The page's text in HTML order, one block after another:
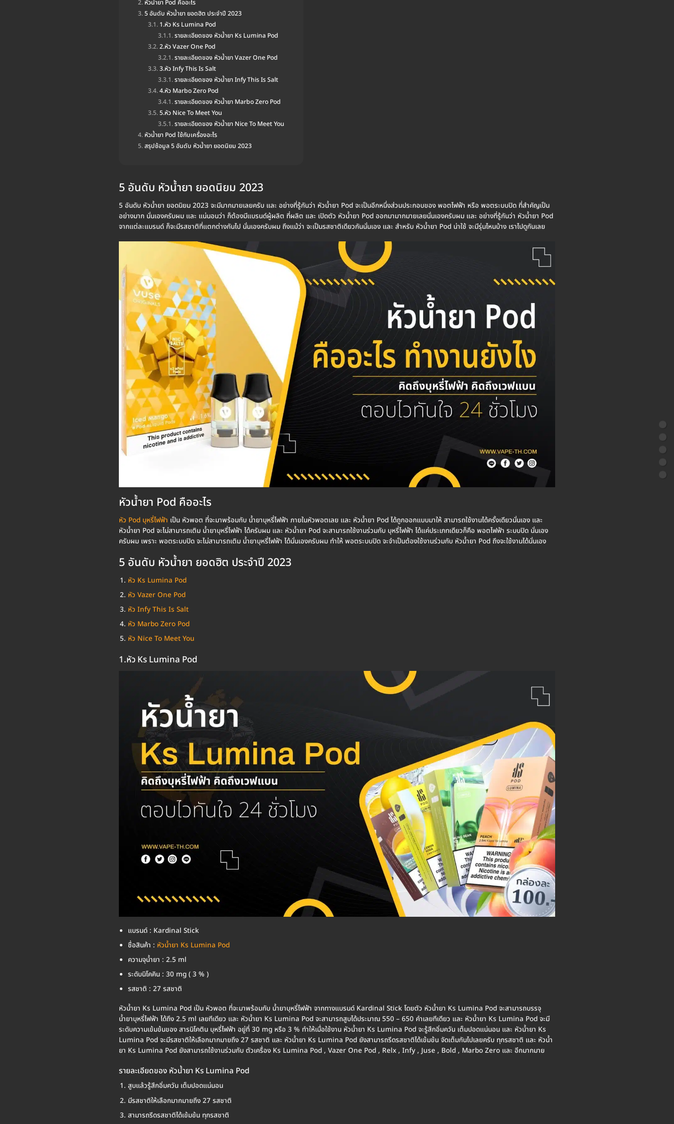
หัวน้ำยา Pod คืออะไร
5 อันดับ หัวน้ำยา ยอดฮิต ประจำปี 2023
1.หัว Ks Lumina Pod
รายละเอียดของ หัวน้ำยา Ks Lumina Pod
2.หัว Vazer One Pod
รายละเอียดของ หัวน้ำยา Vazer One Pod
3.หัว Infy This Is Salt
รายละเอียดของ หัวน้ำยา Infy This Is Salt
4.หัว Marbo Zero Pod
รายละเอียดของ หัวน้ำยา Marbo Zero Pod
5.หัว Nice To Meet You
รายละเอียดของ หัวน้ำยา Nice To Meet You
หัวน้ำยา Pod ใช้กับเครื่องอะไร
สรุปช้อมูล 5 อันดับ หัวน้ำยา ยอดนิยม 2023
5 อันดับ หัวน้ำยา ยอดนิยม 2023
5 อันดับ หัวน้ำยา ยอดนิยม 2023 จะมีมากมายเลยครับ และ อย่างที่รู้กันว่า หัวน้ำยา Pod จะเป็นอีกหนึ่งส่วนประกอบของ พอตไฟฟ้า หรือ พอตระบบปิด ที่สำคัญเป็น
อย่างมาก นั่นเองครับผม และ แน่นอนว่า ก็ต้องมีแบรนด์ผู้ผลิต ที่ผลิต และ เปิดตัว หัวน้ำยา Pod ออกมามากมายเลยนั่นเองครับผม และ อย่างที่รู้กันว่า หัวน้ำยา Pod
จากแต่ละแบรนด์ ก็จะมีรสชาติที่แตกต่างกันไป นั่นเองครับผม ถึงแม้ว่า จะเป็นรสชาติเดียวกันนั่นเอง และ สำหรับ หัวน้ำยา Pod น่าใช้ จะมีรุ่นไหนบ้าง เราไปดูกันเลย
หัวน้ำยา Pod คืออะไร
หัว Pod บุหรี่ไฟฟ้า เป็น หัวพอต ที่จะมาพร้อมกับ น้ำยาบุหรี่ไฟฟ้า ภายในหัวพอตเลย และ หัวน้ำยา Pod ได้ถูกออกแบบมาให้ สามารถใช้งานได้ครั้งเดียวนั่นเอง และ
หัวน้ำยา Pod จะไม่สามารถเติม น้ำยาบุหรี่ไฟฟ้า ได้ครับผม และ หัวน้ำยา Pod จะสามารถใช้งานร่วมกับ บุหรี่ไฟฟ้า ได้แค่ประเภทเดียวก็คือ พอตไฟฟ้า ระบบปิด นั่นเอง
ครับผม เพราะ พอตระบบปิด จะไม่สามารถเติม น้ำยาบุหรี่ไฟฟ้า ได้นั่นเองครับผม ทำให้ พอตระบบปิด จะจำเป็นต้องใช้งานร่วมกับ หัวน้ำยา Pod ถึงจะใช้งานได้นั่นเอง
5 อันดับ หัวน้ำยา ยอดฮิต ประจำปี 2023
หัว Ks Lumina Pod
หัว Vazer One Pod
หัว Infy This Is Salt
หัว Marbo Zero Pod
หัว Nice To Meet You
1.หัว Ks Lumina Pod
แบรนด์ : Kardinal Stick
ชื่อสินค้า : หัวน้ำยา Ks Lumina Pod
ความจุน้ำยา : 2.5 ml
ระดับนิโคคิน : 30 mg ( 3 % )
รสชาติ : 27 รสชาติ
หัวน้ำยา Ks Lumina Pod เป็น หัวพอต ที่จะมาพร้อมกับ น้ำยาบุหรี่ไฟฟ้า จากทางแบรนด์ Kardinal Stick โดยตัว หัวน้ำยา Ks Lumina Pod จะสามารถบรรจุ
น้ำยาบุหรี่ไฟฟ้า ได้ถึง 2.5 ml เลยทีเดียว และ หัวน้ำยา Ks Lumina Pod จะสามารถสูบได้ประมาณ 550 – 650 คำเลยทีเดียว และ หัวน้ำยา Ks Lumina Pod จะมี
ระดับความเข้มข้นของ สารนิโคติน บุหรี่ไฟฟ้า อยู่ที่ 30 mg หรือ 3 % ทำให้เมื่อใช้งาน หัวน้ำยา Ks Lumina Pod จะรู้สึกอิ่มควัน เต็มปอดแน่นอน และ หัวน้ำยา Ks
Lumina Pod จะมีรสชาติให้เลือกมากมายถึง 27 รสชาติ และ หัวน้ำยา Ks Lumina Pod ยังสามารถรีดรสชาติได้เข้มข้น จัดเต็มกันไปเลยครับ ทุกรสชาติ และ หัวน้ำ
ยา Ks Lumina Pod ยังสามารถใช้งานร่วมกับ ตัวเครื่อง Ks Lumina Pod , Vazer One Pod , Relx , Infy , Juse , Bold , Marbo Zero และ อีกมากมาย
รายละเอียดของ หัวน้ำยา Ks Lumina Pod
สูบแล้วรู้สึกอิ่มควัน เต็มปอดแน่นอน
มีรสชาติให้เลือกมากมายถึง 27 รสชาติ
สามารถรีดรสชาติได้เข้มข้น ทุกรสชาติ